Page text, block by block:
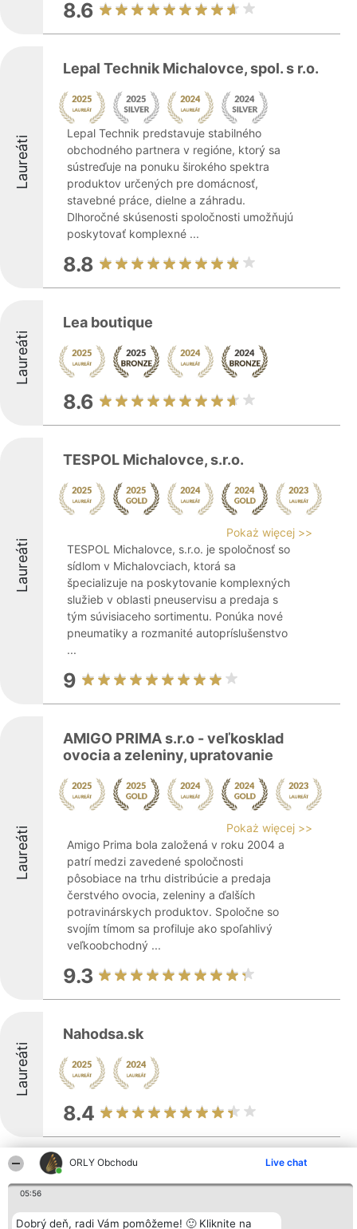
ORLY Obchodu Live chat
05:56
Dobrý deň, radi Vám pomôžeme! 🙂 Kliknite na
8.6
Laureáti
Lepal Technik Michalovce, spol. s r.o.
Lepal Technik predstavuje stabilného
obchodného partnera v regióne, ktorý sa
sústreďuje na ponuku širokého spektra
produktov určených pre domácnosť,
stavebné práce, dielne a záhradu.
Dlhoročné skúsenosti spoločnosti umožňujú
poskytovať komplexné ...
8.8
Laureáti
Lea boutique
8.6
Laureáti
TESPOL Michalovce, s.r.o.
Pokaż więcej >>
TESPOL Michalovce, s.r.o. je spoločnosť so
sídlom v Michalovciach, ktorá sa
špecializuje na poskytovanie komplexných
služieb v oblasti pneuservisu a predaja s
tým súvisiaceho sortimentu. Ponúka nové
pneumatiky a rozmanité autopríslušenstvo
...
9
Laureáti
AMIGO PRIMA s.r.o - veľkosklad
ovocia a zeleniny, upratovanie
Pokaż więcej >>
Amigo Prima bola založená v roku 2004 a
patrí medzi zavedené spoločnosti
pôsobiace na trhu distribúcie a predaja
čerstvého ovocia, zeleniny a ďalších
potravinárskych produktov. Spoločne so
svojím tímom sa profiluje ako spoľahlivý
veľkoobchodný ...
9.3
Laureáti
Nahodsa.sk
8.4
Laureáti
ERBEN - obchod so zdravou výživou